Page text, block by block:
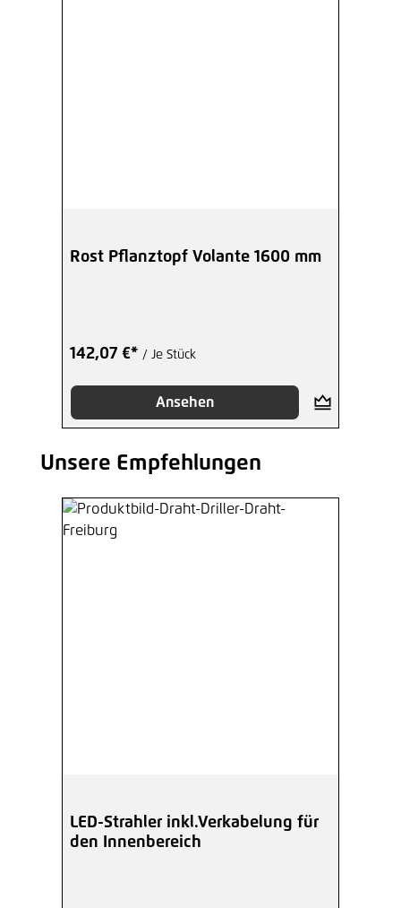
Rost Pflanztopf Volante 1600 mm
142,07 €* / Je Stück
Ansehen
Produktgalerie überspringen
Unsere Empfehlungen
LED-Strahler inkl.Verkabelung für
den Innenbereich